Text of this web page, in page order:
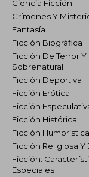
Ciencia Ficción
Crímenes Y
Fantasía
Ficción Biográfica
Ficción De Terror Y Lo
Sobrenatural
Ficción Deportiva
Ficción Erótica
Ficción
Ficción Histórica
Ficción Humorística
Ficción Religiosa Y
Ficción: Características
Especiales